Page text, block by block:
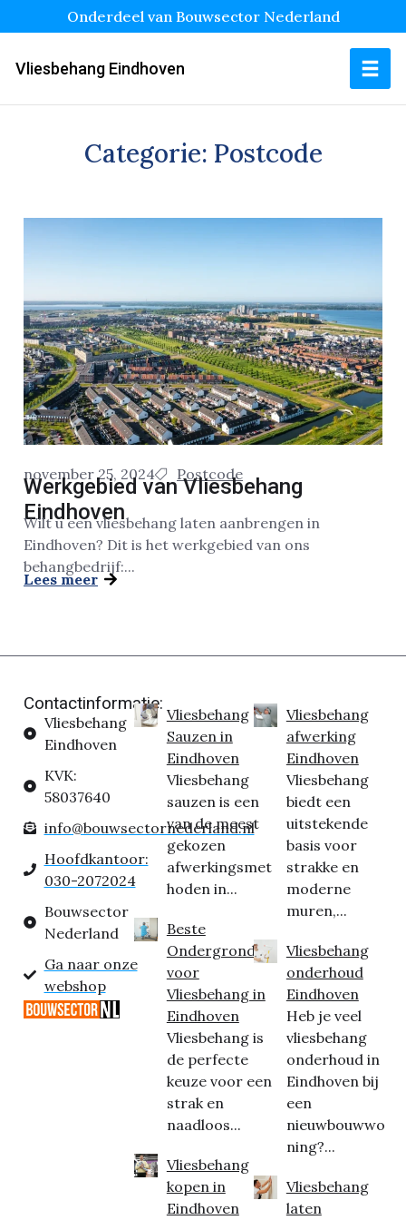
Onderdeel van Bouwsector Nederland
Vliesbehang Eindhoven
Categorie: Postcode
november 25, 2024 Postcode
Werkgebied van Vliesbehang
Eindhoven
Wilt u een vliesbehang laten aanbrengen in
Eindhoven? Dit is het werkgebied van ons
behangbedrijf:...
Lees meer
Contactinformatie:
Vliesbehang
Eindhoven
KVK:
58037640
info@bouwsectornederland.nl
Hoofdkantoor:
030-2072024
Bouwsector
Nederland
Ga naar onze
webshop
Vliesbehang
Sauzen in
Eindhoven
Vliesbehang
sauzen is een
van de meest
gekozen
afwerkingsmet
hoden in...
Beste
Ondergrond
voor
Vliesbehang in
Eindhoven
Vliesbehang is
de perfecte
keuze voor een
strak en
naadloos...
Vliesbehang
kopen in
Eindhoven
Vliesbehang
afwerking
Eindhoven
Vliesbehang
biedt een
uitstekende
basis voor
strakke en
moderne
muren,...
Vliesbehang
onderhoud
Eindhoven
Heb je veel
vliesbehang
onderhoud in
Eindhoven bij
een
nieuwbouwwo
ning?...
Vliesbehang
laten